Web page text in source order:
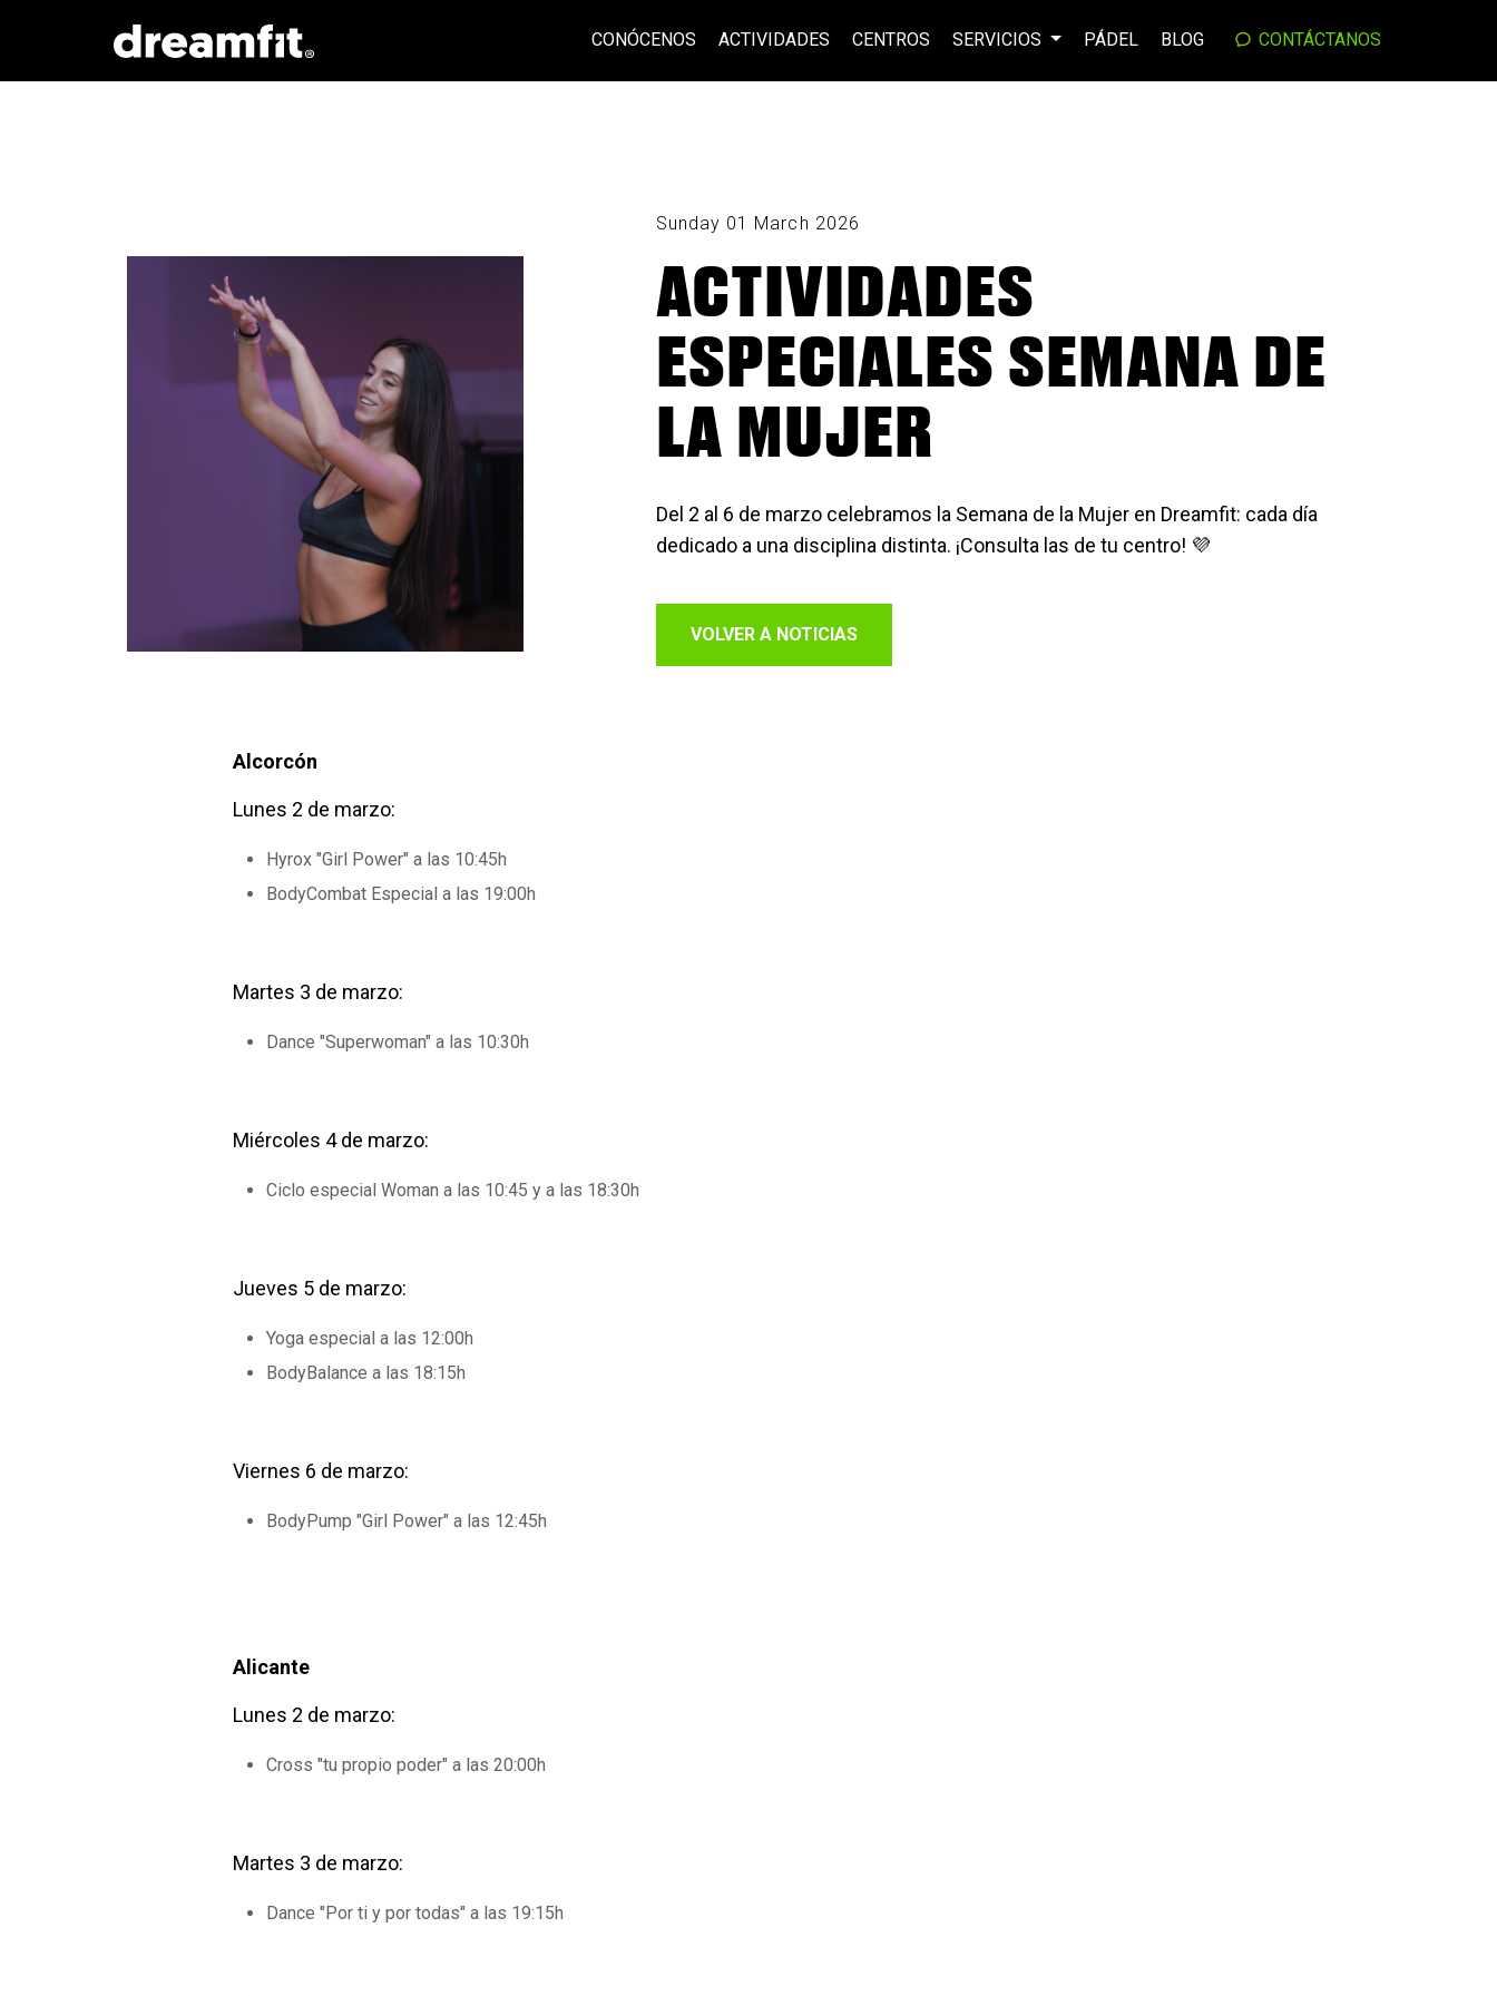
CONÓCENOS ACTIVIDADES CENTROS SERVICIOS PÁDEL BLOG CONTÁCTANOS
Sunday 01 March 2026
ACTIVIDADES
ESPECIALES SEMANA DE
LA MUJER
Del 2 al 6 de marzo celebramos la Semana de la Mujer en Dreamfit: cada día
dedicado a una disciplina distinta. ¡Consulta las de tu centro! 💜
VOLVER A NOTICIAS
Alcorcón
Lunes 2 de marzo:
Hyrox "Girl Power" a las 10:45h
BodyCombat Especial a las 19:00h
Martes 3 de marzo:
Dance "Superwoman" a las 10:30h
Miércoles 4 de marzo:
Ciclo especial Woman a las 10:45 y a las 18:30h
Jueves 5 de marzo:
Yoga especial a las 12:00h
BodyBalance a las 18:15h
Viernes 6 de marzo:
BodyPump "Girl Power" a las 12:45h
Alicante
Lunes 2 de marzo:
Cross "tu propio poder" a las 20:00h
Martes 3 de marzo:
Dance "Por ti y por todas" a las 19:15h